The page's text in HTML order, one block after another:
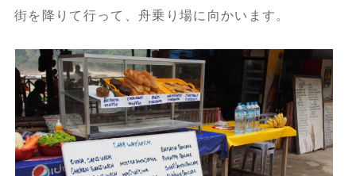
街を降りて行って、舟乗り場に向かいます。